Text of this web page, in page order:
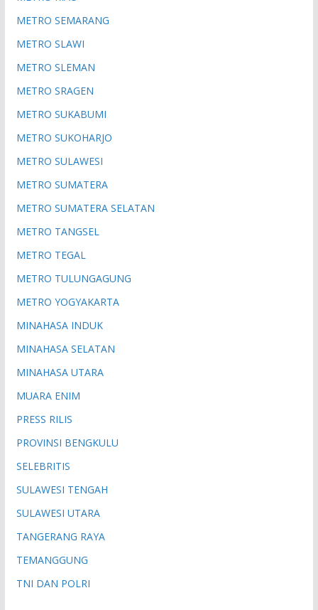
METRO SEMARANG
METRO SLAWI
METRO SLEMAN
METRO SRAGEN
METRO SUKABUMI
METRO SUKOHARJO
METRO SULAWESI
METRO SUMATERA
METRO SUMATERA SELATAN
METRO TANGSEL
METRO TEGAL
METRO TULUNGAGUNG
METRO YOGYAKARTA
MINAHASA INDUK
MINAHASA SELATAN
MINAHASA UTARA
MUARA ENIM
PRESS RILIS
PROVINSI BENGKULU
SELEBRITIS
SULAWESI TENGAH
SULAWESI UTARA
TANGERANG RAYA
TEMANGGUNG
TNI DAN POLRI